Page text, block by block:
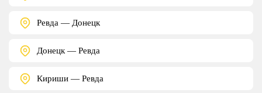
Ревда — Донецк
Донецк — Ревда
Кириши — Ревда